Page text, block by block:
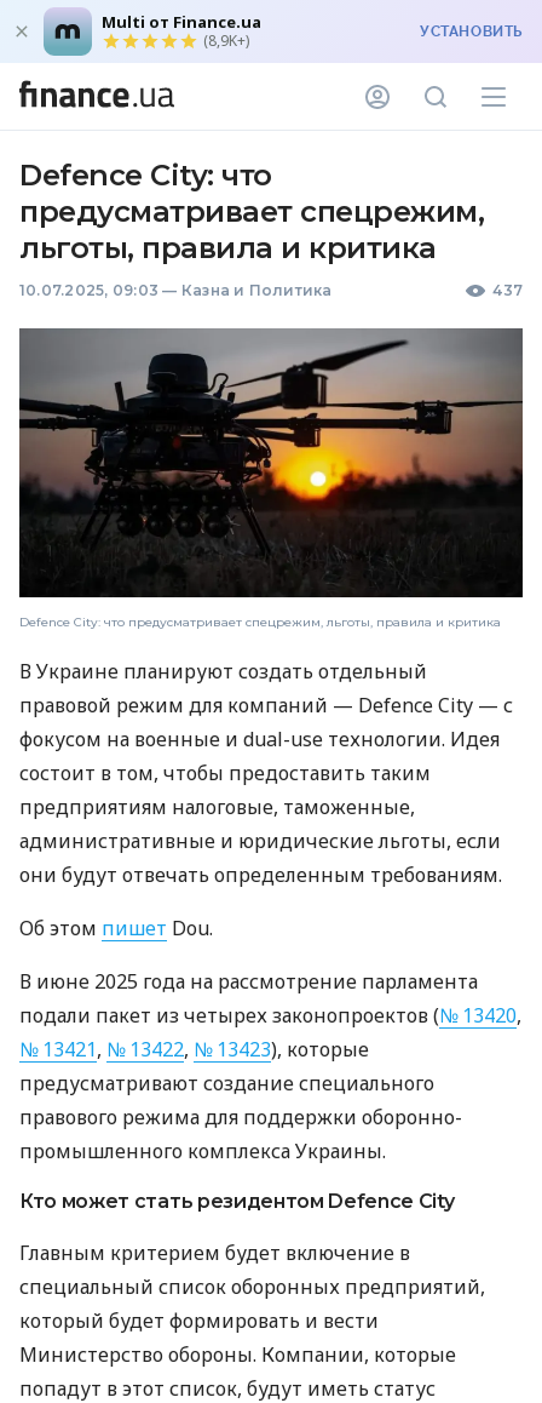
Multi от Finance.ua
(8,9K+) УСТАНОВИТЬ
Defence City: что
предусматривает спецрежим,
льготы, правила и критика
10.07.2025, 09:03 — Казна и Политика 437
Defence City: что предусматривает спецрежим, льготы, правила и критика
В Украине планируют создать отдельный
правовой режим для компаний — Defence City — с
фокусом на военные и dual-use технологии. Идея
состоит в том, чтобы предоставить таким
предприятиям налоговые, таможенные,
административные и юридические льготы, если
они будут отвечать определенным требованиям.
Об этом пишет Dou.
В июне 2025 года на рассмотрение парламента
подали пакет из четырех законопроектов (№ 13420,
№ 13421, № 13422, № 13423), которые
предусматривают создание специального
правового режима для поддержки оборонно-
промышленного комплекса Украины.
Кто может стать резидентом Defence City
Главным критерием будет включение в
специальный список оборонных предприятий,
который будет формировать и вести
Министерство обороны. Компании, которые
попадут в этот список, будут иметь статус